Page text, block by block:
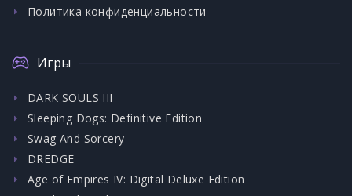
Политика конфиденциальности
Игры
DARK SOULS III
Sleeping Dogs: Definitive Edition
Swag And Sorcery
DREDGE
Age of Empires IV: Digital Deluxe Edition